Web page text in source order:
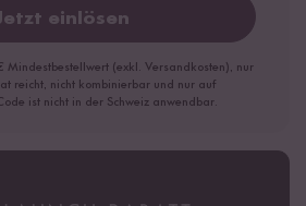
Loading...
einlösen
(exkl. Versandkosten), nur
reicht, nicht kombinierbar und nur auf
ist nicht in der Schweiz anwendbar.